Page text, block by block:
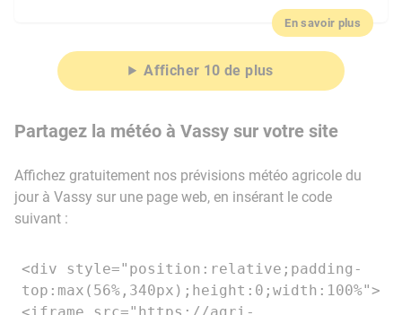
En savoir plus
Afficher 10 de plus
Partagez la météo à Vassy sur votre site
Affichez gratuitement nos prévisions météo agricole du
jour à Vassy sur une page web, en insérant le code
suivant :